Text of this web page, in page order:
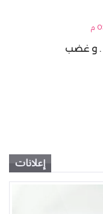
. . و غضب
إعلانات